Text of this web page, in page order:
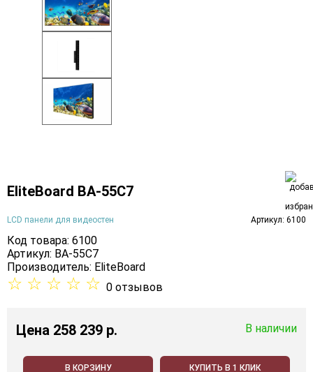
EliteBoard BA-55C7
LCD панели для видеостен Артикул: 6100
Код товара: 6100
Артикул: BA-55C7
Производитель: EliteBoard
☆ ☆ ☆ ☆ ☆ 0 отзывов
Цена 258 239 p. В наличии
В КОРЗИНУ КУПИТЬ В 1 КЛИК